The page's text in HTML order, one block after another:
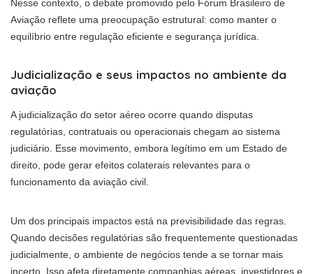
Nesse contexto, o debate promovido pelo Fórum Brasileiro de
Aviação reflete uma preocupação estrutural: como manter o
equilíbrio entre regulação eficiente e segurança jurídica.
Judicialização e seus impactos no ambiente da
aviação
A judicialização do setor aéreo ocorre quando disputas
regulatórias, contratuais ou operacionais chegam ao sistema
judiciário. Esse movimento, embora legítimo em um Estado de
direito, pode gerar efeitos colaterais relevantes para o
funcionamento da aviação civil.
Um dos principais impactos está na previsibilidade das regras.
Quando decisões regulatórias são frequentemente questionadas
judicialmente, o ambiente de negócios tende a se tornar mais
incerto. Isso afeta diretamente companhias aéreas, investidores e